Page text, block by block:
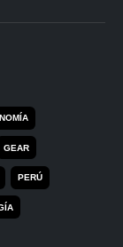
GEAR
PERÚ